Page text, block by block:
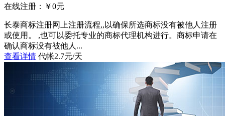
在线注册：￥0元
长泰商标注册网上注册流程,,以确保所选商标没有被他人注册
或使用。 ,也可以委托专业的商标代理机构进行。商标申请在
确认商标没有被他人...
查看详情 代帐2.7元/天